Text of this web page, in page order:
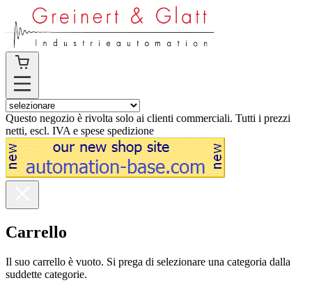
Questo negozio è rivolta solo ai clienti commerciali. Tutti i prezzi
netti, escl. IVA e spese spedizione
Carrello
Il suo carrello è vuoto. Si prega di selezionare una categoria dalla
suddette categorie.